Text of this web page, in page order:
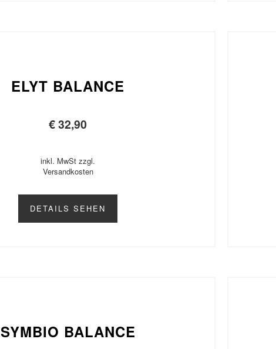
ELYT BALANCE
€32,90
inkl. MwSt zzgl.
Versandkosten
DETAILS SEHEN
SYMBIO BALANCE